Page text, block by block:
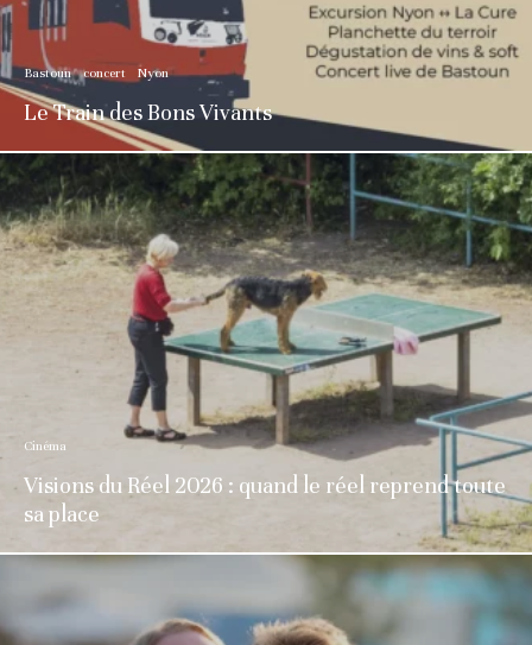
Bastoun concert Nyon
Le Train des Bons Vivants
Cinéma
Visions du Réel 2026 : quand le réel reprend toute
sa place